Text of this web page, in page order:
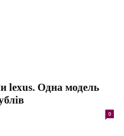
lexus. Одна модель
0